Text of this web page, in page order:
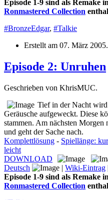
Episode 1-9 sind als Remake
Ronmastered Collection
#BronzeEdgar, #Talkie
Erstellt am 07. März 2005.
Episode 2: Unruhen
Geschrieben von KhrisMUC.
Tief in der Nacht
Geräusche aufgeweckt. Diese
stammen. Am nächsten Morgen
und geht der Sache nach.
Komplettlösung - Spiellänge:
leicht
DOWNLOAD
Deutsch
| Wiki-Eintrag
Episode 1-9 sind als Remake
Ronmastered Collection